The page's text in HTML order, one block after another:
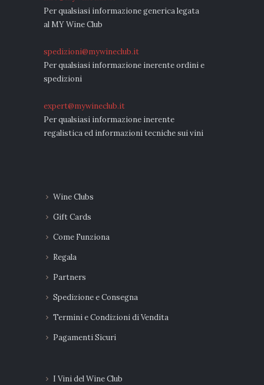
Per qualsiasi informazione generica legata
al MY Wine Club
spedizioni@mywineclub.it
Per qualsiasi informazione inerente ordini e
spedizioni
expert@mywineclub.it
Per qualsiasi informazione inerente
regalistica ed informazioni tecniche sui vini
Wine Clubs
Gift Cards
Come Funziona
Regala
Partners
Spedizione e Consegna
Termini e Condizioni di Vendita
Pagamenti Sicuri
I Vini del Wine Club